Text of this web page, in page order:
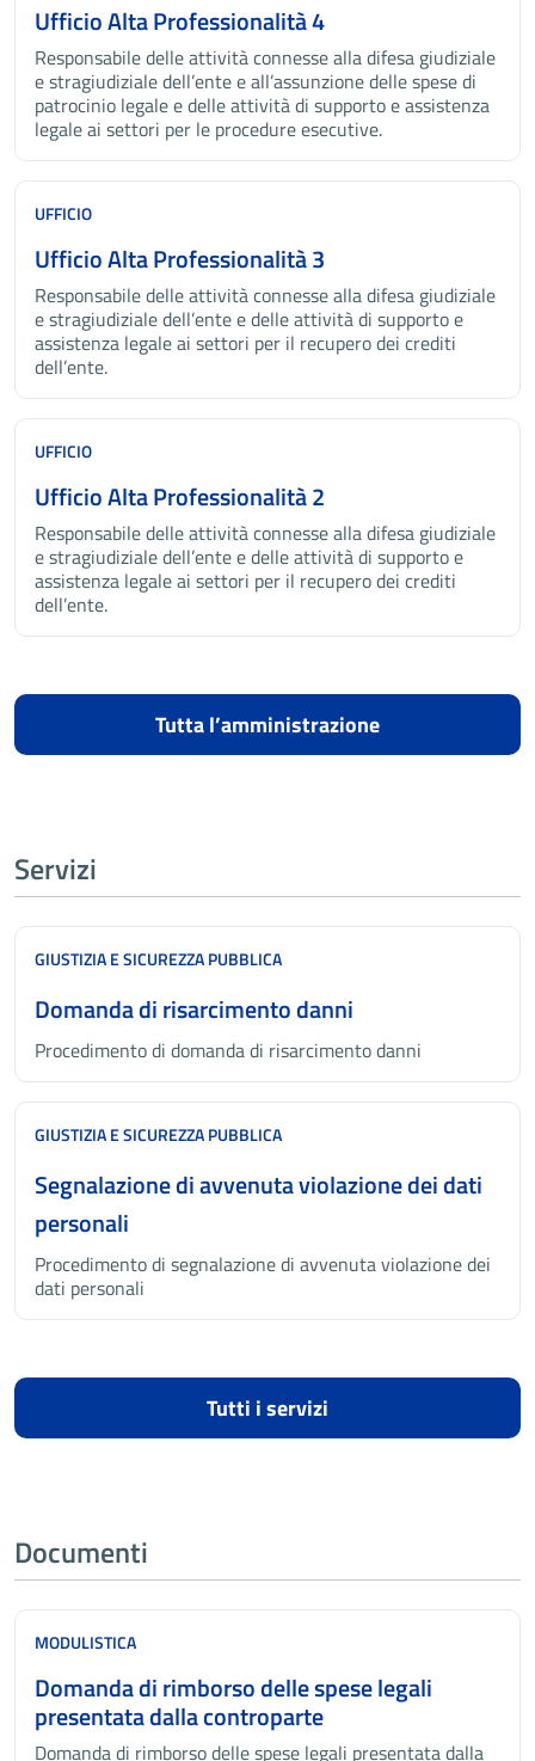
Ufficio Alta Professionalità 4
Responsabile delle attività connesse alla difesa giudiziale
e stragiudiziale dell’ente e all’assunzione delle spese di
patrocinio legale e delle attività di supporto e assistenza
legale ai settori per le procedure esecutive.
UFFICIO
Ufficio Alta Professionalità 3
Responsabile delle attività connesse alla difesa giudiziale
e stragiudiziale dell’ente e delle attività di supporto e
assistenza legale ai settori per il recupero dei crediti
dell’ente.
UFFICIO
Ufficio Alta Professionalità 2
Responsabile delle attività connesse alla difesa giudiziale
e stragiudiziale dell’ente e delle attività di supporto e
assistenza legale ai settori per il recupero dei crediti
dell’ente.
Tutta l’amministrazione
Servizi
GIUSTIZIA E SICUREZZA PUBBLICA
Domanda di risarcimento danni
Procedimento di domanda di risarcimento danni
GIUSTIZIA E SICUREZZA PUBBLICA
Segnalazione di avvenuta violazione dei dati
personali
Procedimento di segnalazione di avvenuta violazione dei
dati personali
Tutti i servizi
Documenti
MODULISTICA
Domanda di rimborso delle spese legali
presentata dalla controparte
Domanda di rimborso delle spese legali presentata dalla